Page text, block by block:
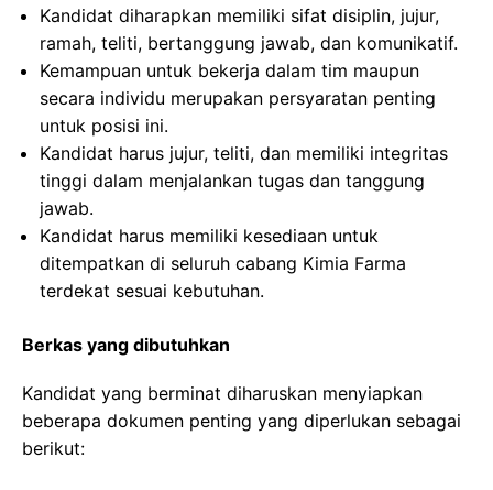
Kandidat diharapkan memiliki sifat disiplin, jujur,
ramah, teliti, bertanggung jawab, dan komunikatif.
Kemampuan untuk bekerja dalam tim maupun
secara individu merupakan persyaratan penting
untuk posisi ini.
Kandidat harus jujur, teliti, dan memiliki integritas
tinggi dalam menjalankan tugas dan tanggung
jawab.
Kandidat harus memiliki kesediaan untuk
ditempatkan di seluruh cabang Kimia Farma
terdekat sesuai kebutuhan.
Berkas yang dibutuhkan
Kandidat yang berminat diharuskan menyiapkan
beberapa dokumen penting yang diperlukan sebagai
berikut: